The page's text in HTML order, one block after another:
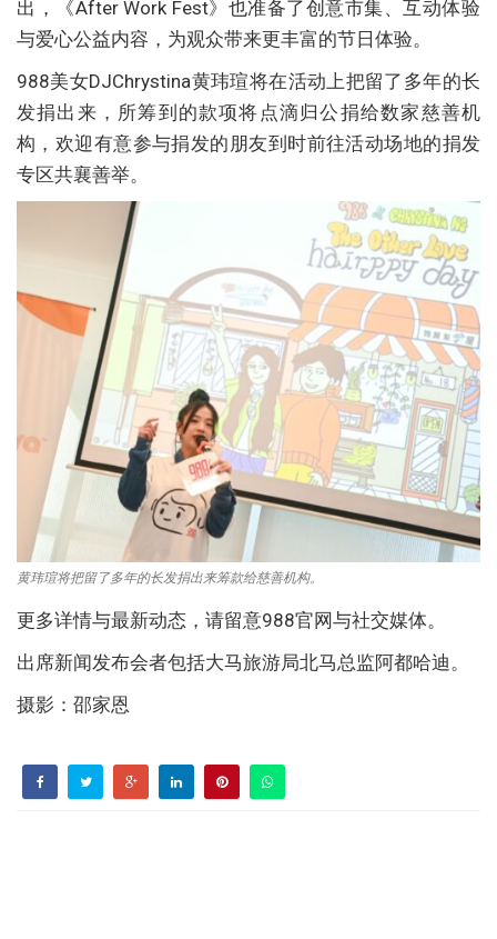
出，《After Work Fest》也准备了创意市集、互动体验
与爱心公益内容，为观众带来更丰富的节日体验。
988美女DJChrystina黄玮瑄将在活动上把留了多年的长
发捐出来，所筹到的款项将点滴归公捐给数家慈善机
构，欢迎有意参与捐发的朋友到时前往活动场地的捐发
专区共襄善举。
黄玮瑄将把留了多年的长发捐出来筹款给慈善机构。
更多详情与最新动态，请留意988官网与社交媒体。
出席新闻发布会者包括大马旅游局北马总监阿都哈迪。
摄影：邵家恩